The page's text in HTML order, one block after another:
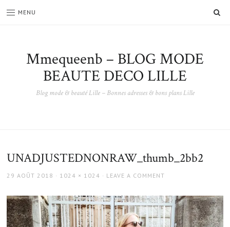
MENU
Mmequeenb – BLOG MODE
BEAUTE DECO LILLE
Blog mode & beauté Lille – Bonnes adresses & bons plans Lille
UNADJUSTEDNONRAW_thumb_2bb2
POSTED
29 AOÛT 2018
FULL
1024 × 1024 LEAVE A COMMENT